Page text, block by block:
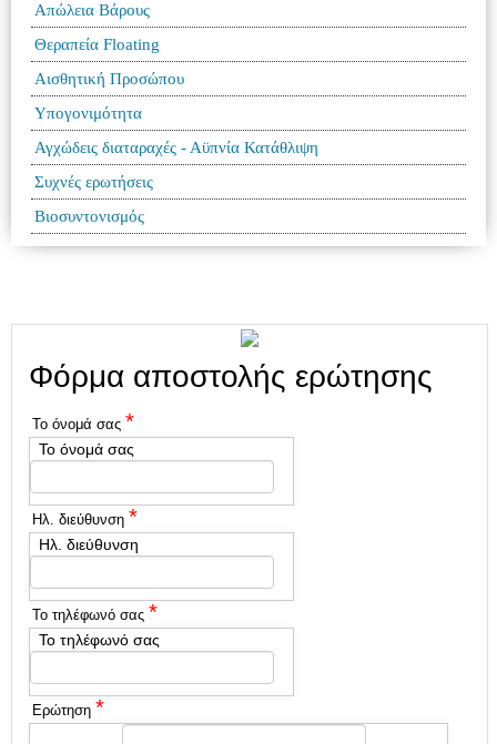
Απώλεια Βάρους
Θεραπεία Floating
Αισθητική Προσώπου
Υπογονιμότητα
Αγχώδεις διαταραχές - Αϋπνία Κατάθλιψη
Συχνές ερωτήσεις
Βιοσυντονισμός
Φόρμα αποστολής ερώτησης
Το όνομά σας *
Το όνομά σας
Ηλ. διεύθυνση *
Ηλ. διεύθυνση
Το τηλέφωνό σας *
Το τηλέφωνό σας
Ερώτηση *